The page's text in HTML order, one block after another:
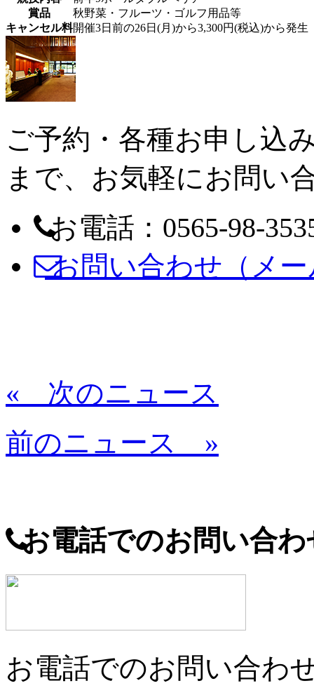
賞品
秋野菜・フルーツ・ゴルフ用品等
キャンセル料開催3日前の26日(月)から3,300円(税込)から発生
ご予約・各種お申し込
まで、お気軽にお問い
お電話：0565-98-
お問い合わせ（メー
« 次のニュース
前のニュース »
お電話でのお問い合わ
お電話でのお問い合わ